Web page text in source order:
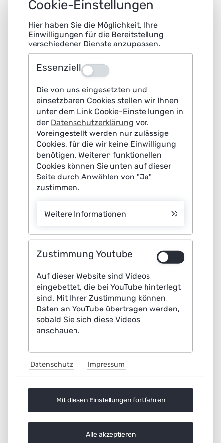
important challenges of this decade: Our society is
confronted with the effects of climate change and
changes in ecosystems on the one hand, and with the
economic and social consequences of political
measures to mitigate the effects of climate change on
the other. This requires a transformation towards
sustainable development.
Booklet_ES_Shaping_sustainable_change_with_AI.pdf
(975.3 KiB)
Cookie-Einstellungen
Hier haben Sie die Möglichkeit, Ihre
Einwilligungen für die Bereitstellung
verschiedener Dienste anzupassen.
Essenziell Aus
Die von uns eingesetzten und
einsetzbaren Cookies stellen wir Ihnen
unter dem Link Cookie-Einstellungen in
der Datenschutzerklärung vor.
Voreingestellt werden nur zulässige
Cookies, für die wir keine Einwilligung
benötigen. Weiteren funktionellen
Cookies können Sie unten auf dieser
Seite durch Anwählen von "Ja"
zustimmen.
Weitere Informationen
Zustimmung Youtube
Auf dieser Website sind Videos
eingebettet, die bei YouTube hinterlegt
sind. Mit Ihrer Zustimmung können
Daten an YouTube übertragen werden,
sobald Sie sich diese Videos
anschauen.
Datenschutz Impressum
Mit diesen Einstellungen fortfahren
Alle akzeptieren